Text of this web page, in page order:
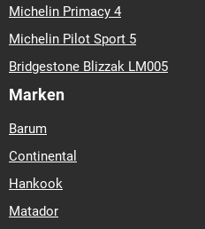
Michelin Primacy 4
Michelin Pilot Sport 5
Bridgestone Blizzak LM005
Marken
Barum
Continental
Hankook
Matador